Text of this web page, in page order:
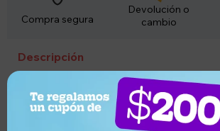
Compra segura
Devolución o
cambio
Descripción
CÓDIGO
GA8023277175693